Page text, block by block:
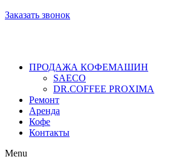
Заказать звонок
ПРОДАЖА КОФЕМАШИН
SAECO
DR.COFFEE PROXIMA
Ремонт
Аренда
Кофе
Контакты
Menu